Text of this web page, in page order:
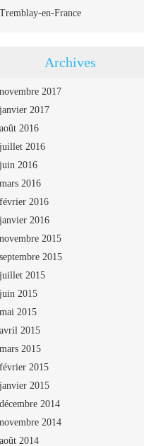
Tremblay-en-France
Archives
novembre 2017
janvier 2017
août 2016
juillet 2016
juin 2016
mars 2016
février 2016
janvier 2016
novembre 2015
septembre 2015
juillet 2015
juin 2015
mai 2015
avril 2015
mars 2015
février 2015
janvier 2015
décembre 2014
novembre 2014
août 2014